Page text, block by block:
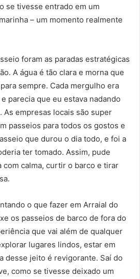
se tivesse entrado em um
– um momento realmente
foram as paradas estratégicas
A água é tão clara e morna que
sempre. Cada mergulho era
parecia que eu estava nadando
As empresas locais são super
passeios para todos os gostos e
que durou o dia todo, e foi a
ter tomado. Assim, pude
com calma, curtir o barco e tirar
o que fazer em Arraial do
os passeios de barco de fora do
que vai além de qualquer
lugares lindos, estar em
desse jeito é revigorante. Saí do
como se tivesse deixado um